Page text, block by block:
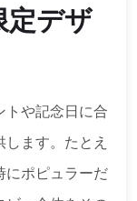
定デザ
トや記念日に合
ます。たとえ
にポピュラーだ